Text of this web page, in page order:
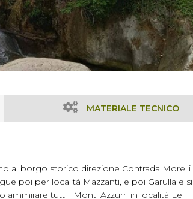
MATERIALE TECNICO
al borgo storico direzione Contrada Morelli
poi per località Mazzanti, e poi Garulla e si
ammirare tutti i Monti Azzurri in località Le